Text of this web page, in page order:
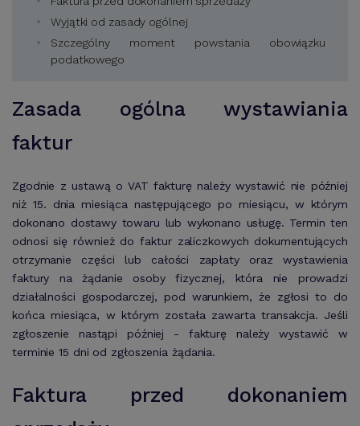
Wyjątki od zasady ogólnej
Szczególny moment powstania obowiązku
podatkowego
Zasada ogólna wystawiania
faktur
Zgodnie z ustawą o VAT fakturę należy wystawić nie później
niż 15. dnia miesiąca następującego po miesiącu, w którym
dokonano dostawy towaru lub wykonano usługę. Termin ten
odnosi się również do faktur zaliczkowych dokumentujących
otrzymanie części lub całości zapłaty oraz wystawienia
faktury na żądanie osoby fizycznej, która nie prowadzi
działalności gospodarczej, pod warunkiem, że zgłosi to do
końca miesiąca, w którym została zawarta transakcja. Jeśli
zgłoszenie nastąpi później - fakturę należy wystawić w
terminie 15 dni od zgłoszenia żądania.
Faktura przed dokonaniem